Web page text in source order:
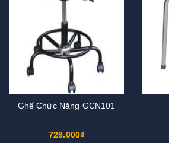
Ghế Chức Năng GCN101
728.000₫